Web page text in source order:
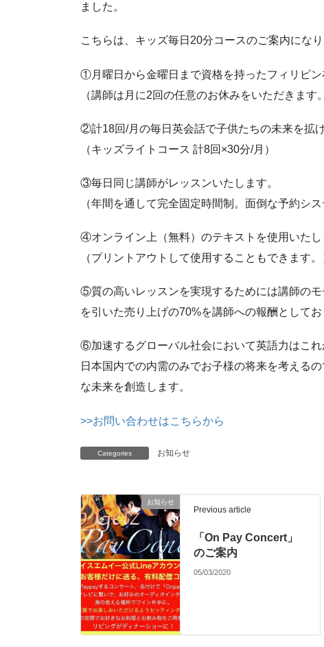
ました。
こちらは、キッズ毎日20分コースのご案内になり
①月曜日から金曜日まで資格を持ったフィリピン
（講師は月に2回の任意のお休みをいただきます
②計18回/月の毎日英会話で子供たちの未来を拡げ
（キッズライトコース 計8回×30分/月）
③毎日同じ講師がレッスンいたします。
（年間を通して完全固定時間制。面倒な予約シ
④オンライン上（無料）のテキストを使用いたし
（プリントアウトして使用することもできます。
⑤質の高いレッスンを実現するためには講師の
を引いた売り上げの70%を講師への報酬としてお
⑥加速するグローバル社会において英語力はこれ
日本国内での内需のみでお子様の将来を考える
な未来を創造します。
>>お問い合わせはこちらから
Categories お知らせ
お知らせ
Previous article
「On Pay Concert」
のご案内
05/03/2020